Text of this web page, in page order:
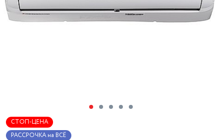
СТОП-ЦЕНА
РАССРОЧКА на ВСЁ